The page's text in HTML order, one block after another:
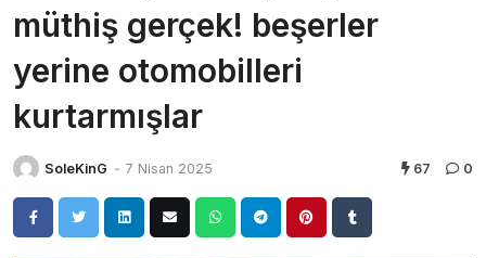
müthiş gerçek! beşerler
yerine otomobilleri
kurtarmışlar
SoleKinG - 7 Nisan 2025 67 0